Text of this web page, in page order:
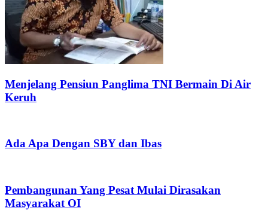
Menjelang Pensiun Panglima TNI Bermain Di Air
Keruh
Ada Apa Dengan SBY dan Ibas
Pembangunan Yang Pesat Mulai Dirasakan
Masyarakat OI